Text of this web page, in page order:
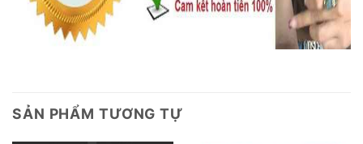
SẢN PHẨM TƯƠNG TỰ